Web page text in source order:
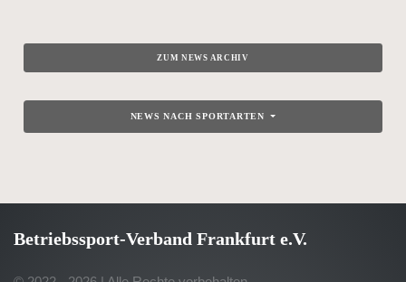
ZUM NEWS ARCHIV
NEWS NACH SPORTARTEN
Betriebssport-Verband Frankfurt e.V.